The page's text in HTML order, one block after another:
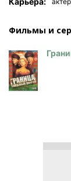
Фильмы и